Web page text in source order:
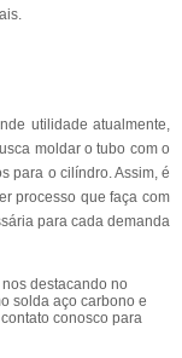
utilidade atualmente,
moldar o tubo com o
para o cilíndro. Assim, é
processo que faça com
para cada demanda
destacando no
solda aço carbono e
conosco para